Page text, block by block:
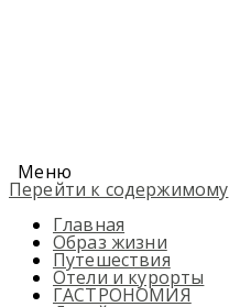
Меню
Перейти к содержимому
Главная
Образ жизни
Путешествия
Отели и курорты
ГАСТРОНОМИЯ